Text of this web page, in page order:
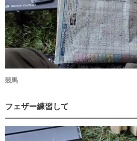
競馬
フェザー練習して